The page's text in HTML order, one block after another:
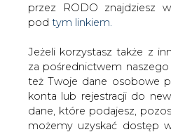
WŁĄCZ
przez RODO znajdziesz
pod tym linkiem.
Jeżeli korzystasz także z
za pośrednictwem
też Twoje dane osobowe
konta lub rejestracji do
dane, które podajesz,
możemy uzyskać dostęp
Strona główna RYNEK
ropy naftowej do Chin